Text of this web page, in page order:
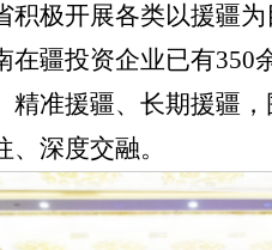
极开展各类以援疆
疆投资企业已有350
准援疆、长期援疆
深度交融。